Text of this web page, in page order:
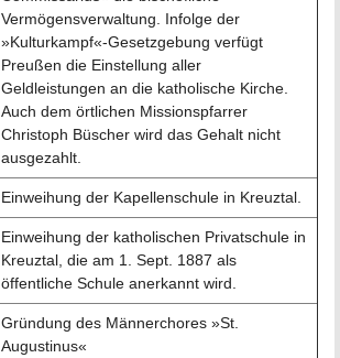
Vermögensverwaltung. Infolge der
»Kulturkampf«-Gesetzgebung verfügt
Preußen die Einstellung aller
Geldleistungen an die katholische Kirche.
Auch dem örtlichen Missionspfarrer
Christoph Büscher wird das Gehalt nicht
ausgezahlt.
Einweihung der Kapellenschule in Kreuztal.
Einweihung der katholischen Privatschule in
Kreuztal, die am 1. Sept. 1887 als
öffentliche Schule anerkannt wird.
Gründung des Männerchores »St.
Augustinus«